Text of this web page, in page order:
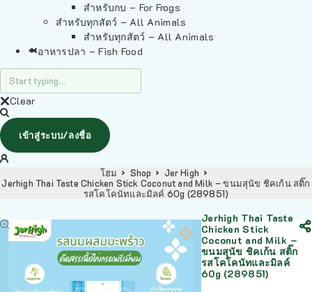
สำหรับกบ – For Frogs
สำหรับทุกสัตว์ – All Animals
สำหรับทุกสัตว์ – All Animals
อาหารปลา – Fish Food
Clear
เข้าสู่ระบบ/ลงชื่อ
โฮม Shop
Jer High
Jerhigh Thai Taste Chicken Stick Coconut and Milk – ขนมสุนัข ชิคเก้น สติ๊ก
รสโคโคนัทและมิลค์ 60g (289851)
Jerhigh Thai Taste
Chicken Stick
Coconut and Milk –
ขนมสุนัข ชิคเก้น สติ๊ก
รสโคโคนัทและมิลค์
60g (289851)